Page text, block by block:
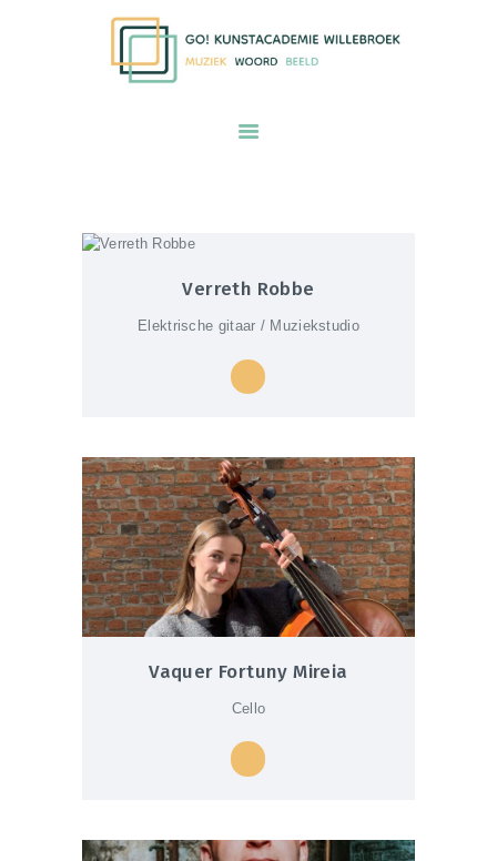
GO! kunstacademie Willebroek voor
AANBOD
Verreth Robbe
Elektrische gitaar / Muziekstudio
Vaquer Fortuny Mireia
Cello